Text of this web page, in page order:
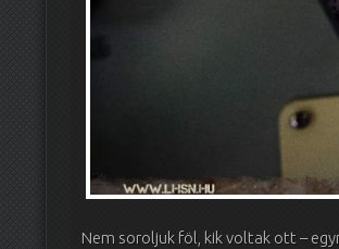
Nem soroljuk föl, kik voltak ott –